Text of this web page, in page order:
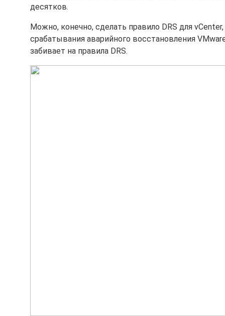
десятков.
Можно, конечно, сделать правило DRS для
срабатывания аварийного восстановления
забивает на правила DRS.